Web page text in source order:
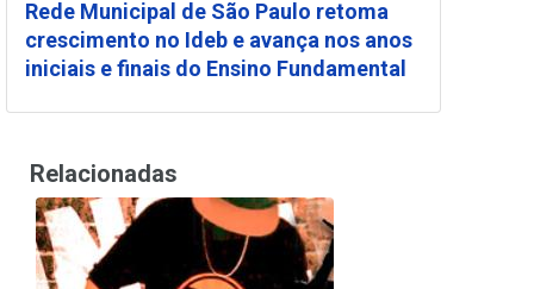
Rede Municipal de São Paulo retoma
crescimento no Ideb e avança nos anos
iniciais e finais do Ensino Fundamental
Relacionadas